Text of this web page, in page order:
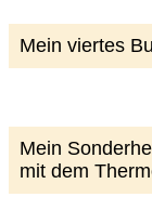
Mein viertes
Mein
mit dem